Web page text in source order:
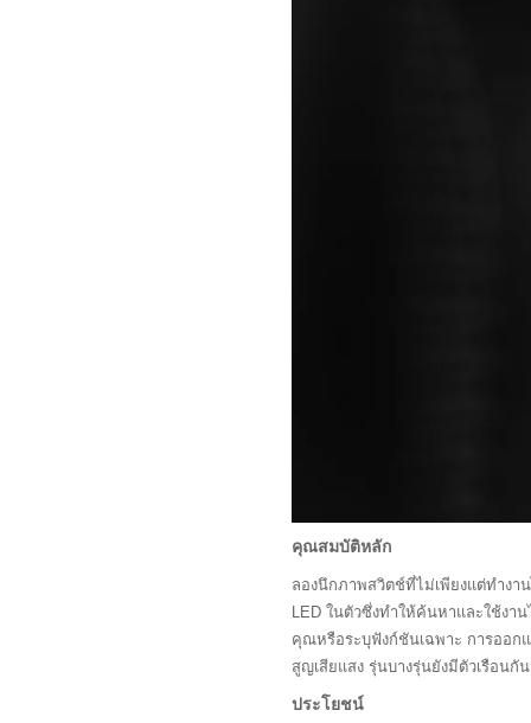
คุณสมบัติหลัก
ลองนึกภาพสวิตช์ที่ไม่เพียงแต่ทำง
LED ในตัวซึ่งทำให้ค้นหาและใช้งา
คุณหรือระบุฟังก์ชันเฉพาะ การออก
สูญเสียแสง รุ่นบางรุ่นยังมีตัวเรือนกั
ประโยชน์